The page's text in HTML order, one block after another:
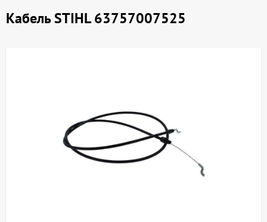
Кабель STIHL 63757007525